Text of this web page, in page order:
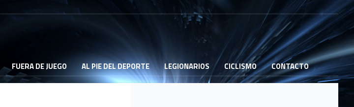
FUERA DE JUEGO AL PIE DEL DEPORTE LEGIONARIOS CICLISMO CONTACTO